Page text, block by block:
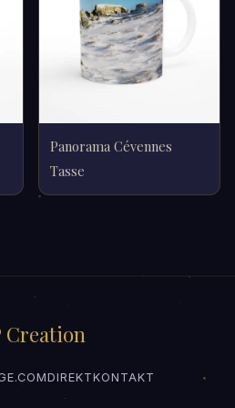
Panorama Cévennes
Tasse
Creation
DIREKTKONTAKT